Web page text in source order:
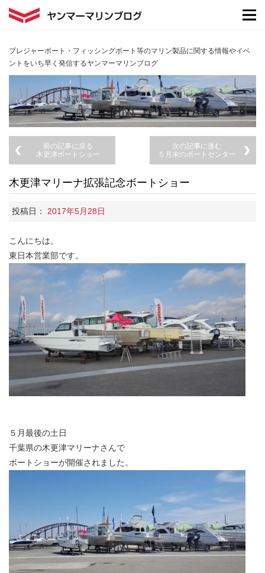
プレジャーボート・フィッシングボート等のマリン製品に関する情報やイベ
ントをいち早く発信するヤンマーマリンブログ
前の記事に戻る
木更津ボートショー
次の記事に進む
５月末のボートセンター
木更津マリーナ拡張記念ボートショー
投稿日： 2017年5月28日
こんにちは。
東日本営業部です。
５月最後の土日
千葉県の木更津マリーナさんで
ボートショーが開催されました。